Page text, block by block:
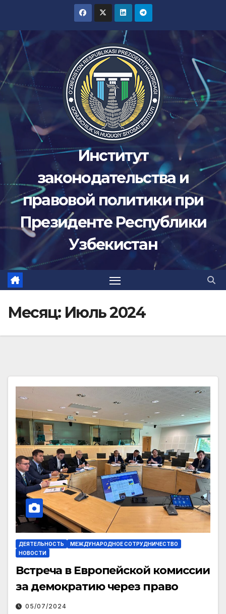
содержимому
Институт
законодательства и
правовой политики при
Президенте Республики
Узбекистан
Месяц: Июль 2024
ДЕЯТЕЛЬНОСТЬ
МЕЖДУНАРОДНОЕ СОТРУДНИЧЕСТВО
НОВОСТИ
Встреча в Европейской комиссии
за демократию через право
05/07/2024